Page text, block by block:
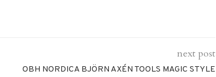
next post
OBH NORDICA BJÖRN AXÉN TOOLS MAGIC STYLE